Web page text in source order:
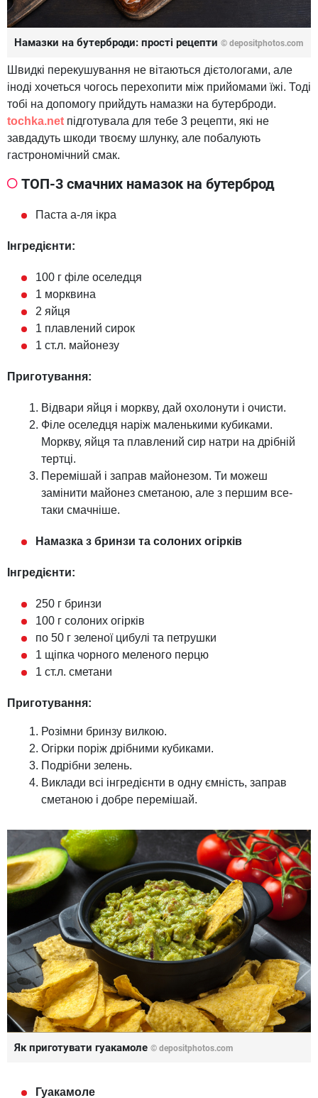
Намазки на бутерброди: прості рецепти © depositphotos.com
Швидкі перекушування не вітаються дієтологами, але
іноді хочеться чогось перехопити між прийомами їжі. Тоді
тобі на допомогу прийдуть намазки на бутерброди.
tochka.net підготувала для тебе 3 рецепти, які не
завдадуть шкоди твоєму шлунку, але побалують
гастрономічний смак.
ТОП-3 смачних намазок на бутерброд
Паста а-ля ікра
Інгредієнти:
100 г філе оселедця
1 морквина
2 яйця
1 плавлений сирок
1 ст.л. майонезу
Приготування:
Відвари яйця і моркву, дай охолонути і очисти.
Філе оселедця наріж маленькими кубиками.
Моркву, яйця та плавлений сир натри на дрібній
тертці.
Перемішай і заправ майонезом. Ти можеш
замінити майонез сметаною, але з першим все-
таки смачніше.
Намазка з бринзи та солоних огірків
Інгредієнти:
250 г бринзи
100 г солоних огірків
по 50 г зеленої цибулі та петрушки
1 щіпка чорного меленого перцю
1 ст.л. сметани
Приготування:
Розімни бринзу вилкою.
Огірки поріж дрібними кубиками.
Подрібни зелень.
Виклади всі інгредієнти в одну ємність, заправ
сметаною і добре перемішай.
Як приготувати гуакамоле © depositphotos.com
Гуакамоле